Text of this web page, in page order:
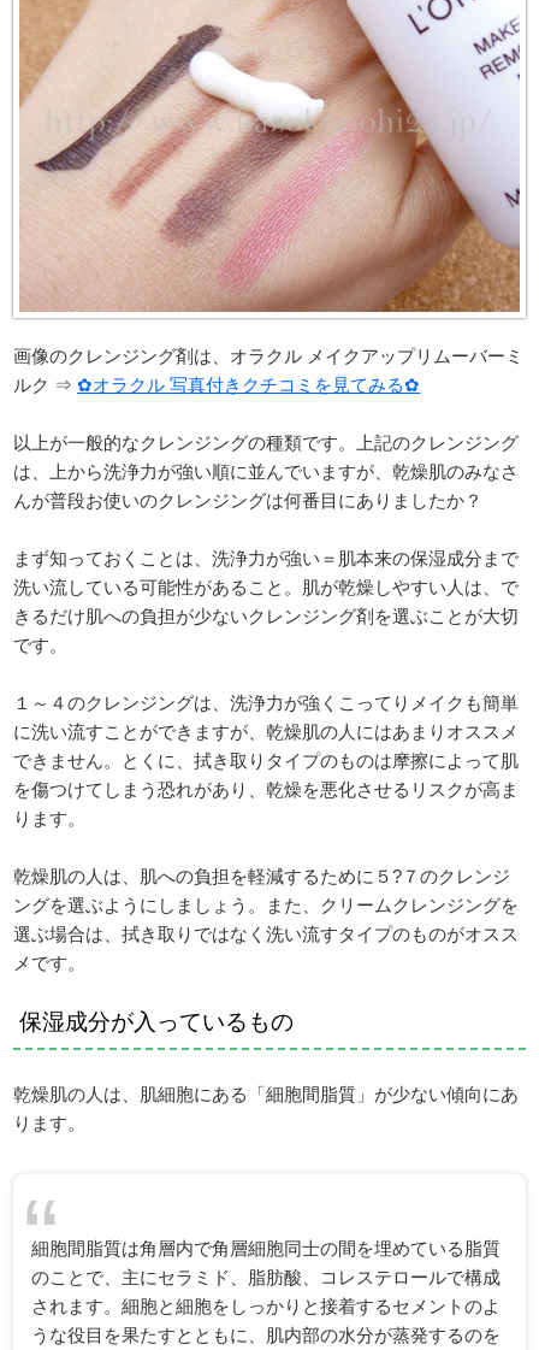
画像のクレンジング剤は、オラクル メイクアップリムーバーミ
ルク ⇒✿オラクル 写真付きクチコミを見てみる✿
以上が一般的なクレンジングの種類です。上記のクレンジング
は、上から洗浄力が強い順に並んでいますが、乾燥肌のみなさ
んが普段お使いのクレンジングは何番目にありましたか？
まず知っておくことは、洗浄力が強い＝肌本来の保湿成分まで
洗い流している可能性があること。肌が乾燥しやすい人は、で
きるだけ肌への負担が少ないクレンジング剤を選ぶことが大切
です。
１～４のクレンジングは、洗浄力が強くこってりメイクも簡単
に洗い流すことができますが、乾燥肌の人にはあまりオススメ
できません。とくに、拭き取りタイプのものは摩擦によって肌
を傷つけてしまう恐れがあり、乾燥を悪化させるリスクが高ま
ります。
乾燥肌の人は、肌への負担を軽減するために５?７のクレンジ
ングを選ぶようにしましょう。また、クリームクレンジングを
選ぶ場合は、拭き取りではなく洗い流すタイプのものがオスス
メです。
保湿成分が入っているもの
乾燥肌の人は、肌細胞にある「細胞間脂質」が少ない傾向にあ
ります。
細胞間脂質は角層内で角層細胞同士の間を埋めている脂質
のことで、主にセラミド、脂肪酸、コレステロールで構成
されます。細胞と細胞をしっかりと接着するセメントのよ
うな役目を果たすとともに、肌内部の水分が蒸発するのを